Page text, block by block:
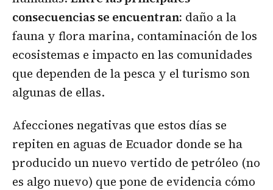
consecuencias se encuentran: daño a la
fauna y flora marina, contaminación de los
ecosistemas e impacto en las comunidades
que dependen de la pesca y el turismo son
algunas de ellas.
Afecciones negativas que estos días se
repiten en aguas de Ecuador donde se ha
producido un nuevo vertido de petróleo (no
es algo nuevo) que pone de evidencia cómo